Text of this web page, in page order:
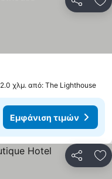
2.0 χλμ. από: The Lighthouse
Εμφάνιση τιμών